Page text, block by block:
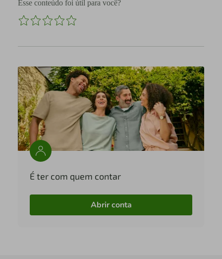
Esse conteúdo foi útil para você?
É ter com quem contar
Abrir conta